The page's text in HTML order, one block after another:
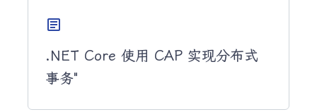
article
.NET Core 使用 CAP 实现分布式
事务"